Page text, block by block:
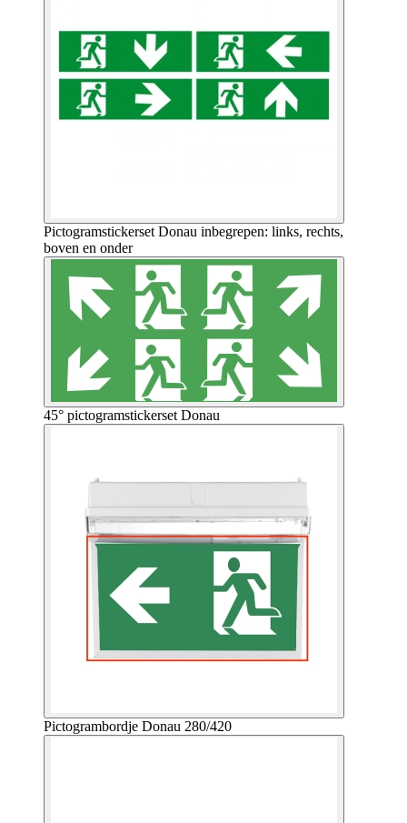
Pictogramstickerset Donau inbegrepen: links, rechts,
boven en onder
45° pictogramstickerset Donau
Pictogrambordje Donau 280/420